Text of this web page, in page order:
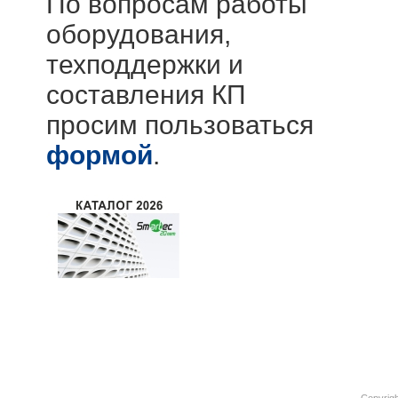
оборудования,
техподдержки и
составления КП
просим пользоваться
формой.